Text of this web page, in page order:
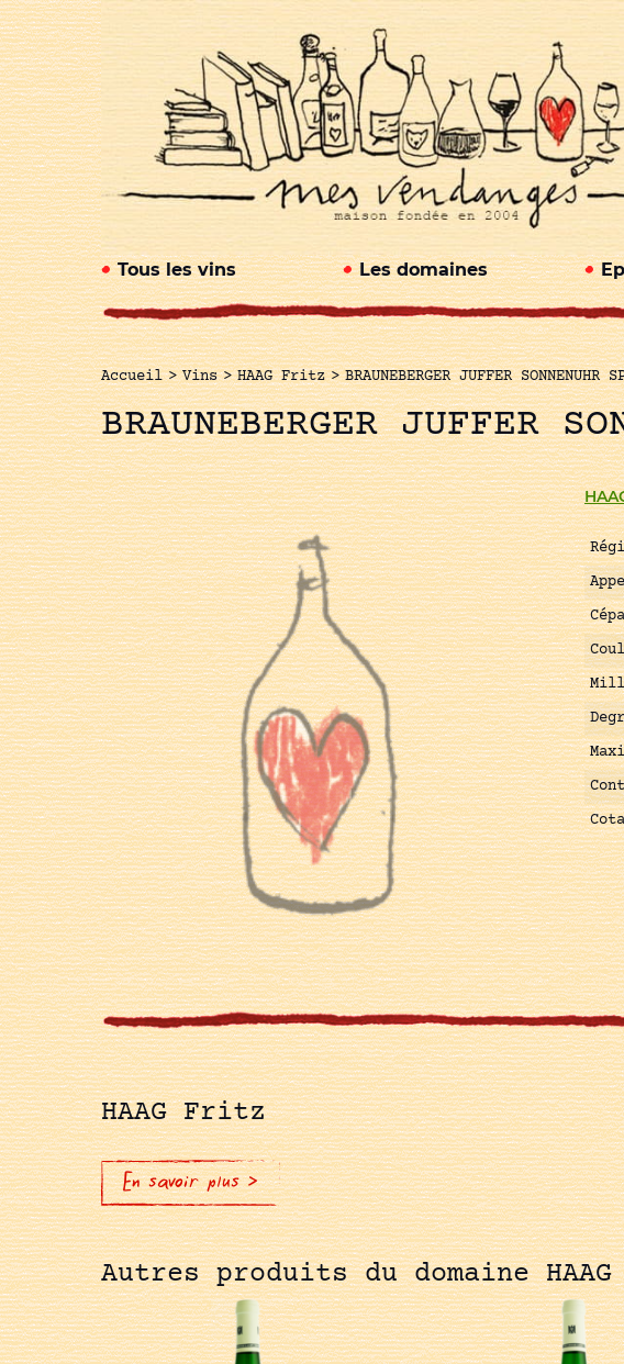
Tous les vins Les domaines
Accueil > Vins > HAAG Fritz > BRAUNEBERGER JUFFER SONNENUHR
BRAUNEBERGER JUFFER
HAAG Fritz
En savoir plus >
Autres produits du domaine